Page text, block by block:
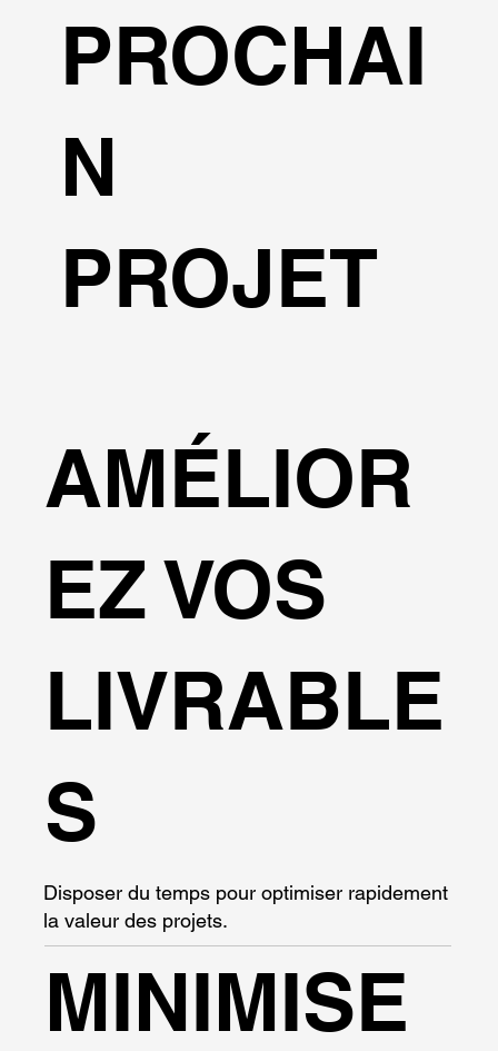
PROCHAI
N
PROJET
AMÉLIOR
EZ VOS
LIVRABLE
S
Disposer du temps pour optimiser rapidement
la valeur des projets.
MINIMISE